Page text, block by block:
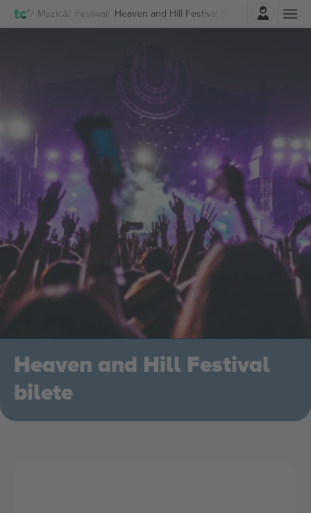
Muzică Festival Heaven and Hill Festival Bilete
Autentificare
Heaven and Hill Festival
bilete